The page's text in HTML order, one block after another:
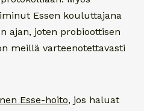
Essen kouluttajana
ajan, joten probioottisen
meillä varteenotettavasti
Esse-hoito, jos haluat